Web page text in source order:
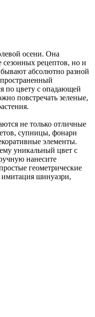
осени. Она
сезонных рецептов, но и
абсолютно разной
по цвету с опадающей
повстречать зеленые,
не только отличные
супницы, фонари
элементы.
уникальный цвет с
нанесите
геометрические
шинуазри,